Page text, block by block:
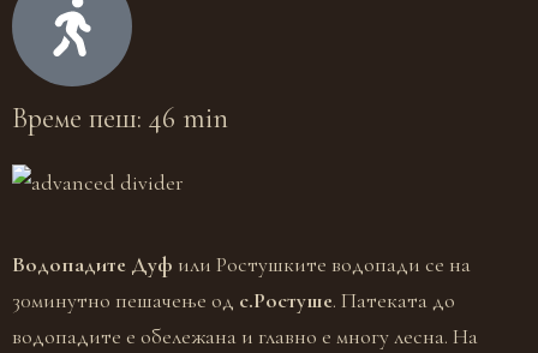
Време пеш: 46 min
Водопадите Дуф или Ростушките водопади се на
30минутно пешачење од с.Ростуше. Патеката до
водопадите е обележана и главно е многу лесна. На